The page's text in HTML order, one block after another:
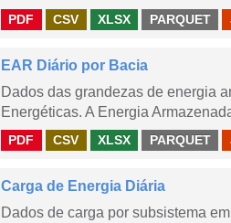
PDF CSV XLSX PARQUET
EAR Diário por Bacia
Dados das grandezas de energia
Energéticas. A Energia
PDF CSV XLSX PARQUET
Carga de Energia Diária
Dados de carga por subsistema